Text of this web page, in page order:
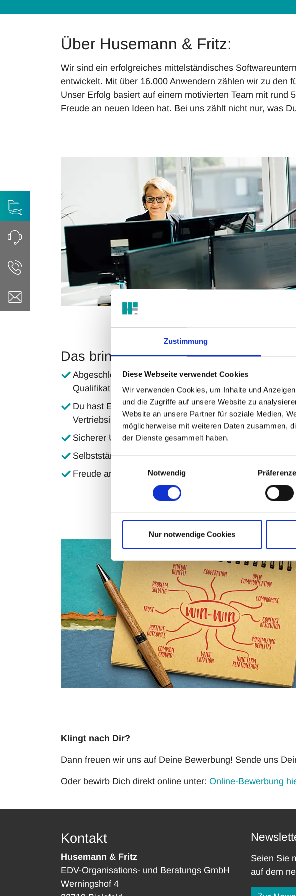
Zustimmung
Diese Webseite verwendet Cookies
Wir verwenden Cookies, um Inhalte und
und die Zugriffe auf unsere Website zu
Website an unsere Partner für soziale Medien,
möglicherweise mit weiteren Daten zusammen,
der Dienste gesammelt haben.
Einwilligungsauswahl
Notwendig
Nur notwendige Cookies
Über Husemann & Fritz:
Wir sind ein erfolgreiches mittelständisches
entwickelt. Mit über 16.000 Anwendern zählen wir zu den
Unser Erfolg basiert auf einem motivierten Team mit
Freude an neuen Ideen hat. Bei uns zählt nicht nur, was
Das bringst Du mit:
Abgeschlossene kaufmännische Ausbildung oder
Qualifikation
Du hast Erfahrung im Bereich Auftragsbearbeitung /
Vertriebsinnendienst gesammel
Sicherer Umgang mit gängigen ERP-Systemen und MS-
Selbstständige, strukturierte Arbeitsweise
Freude an Zahlen – und am Arbeiten im Team
Klingt nach Dir?
Dann freuen wir uns auf Deine Bewerbung! Sende uns
Oder bewirb Dich direkt online unter: Online-Bewerbung
Kontakt
Husemann & Fritz
EDV-Organisations- und Beratungs GmbH
Werningshof 4
Seien Sie
auf dem